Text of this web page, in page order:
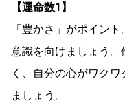
【運命数1】
「豊かさ」がポイン
意識を向けましょう
く、自分の心がワク
ましょう。